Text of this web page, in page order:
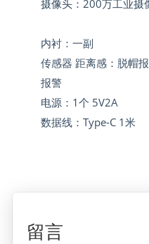
摄像头：200万
内衬：一副
传感器 距离感：脱帽
报
电源：1个 5V2A
数据线
留言